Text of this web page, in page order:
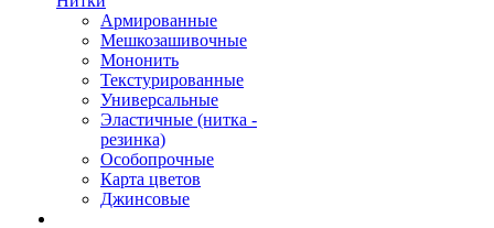
Армированные
Мешкозашивочные
Мононить
Текстурированные
Универсальные
Эластичные (нитка -
резинка)
Особопрочные
Карта цветов
Джинсовые